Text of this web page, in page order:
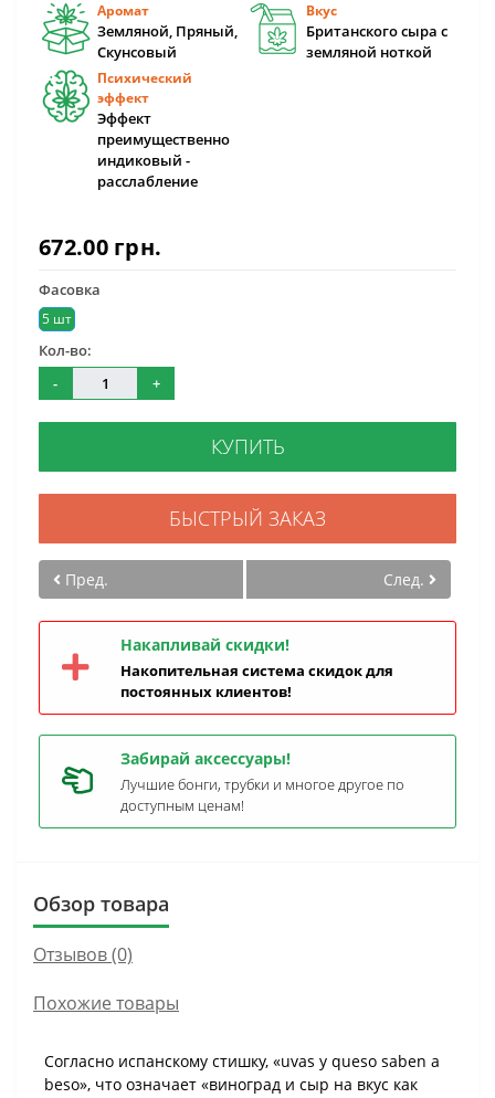
Аромат
Земляной, Пряный,
Скунсовый
Вкус
Британского сыра с
земляной ноткой
Психический
эффект
Эффект
преимущественно
индиковый -
расслабление
672.00 грн.
Фасовка
5 шт
Кол-во:
-
+
КУПИТЬ
БЫСТРЫЙ ЗАКАЗ
Пред. След.
Накапливай скидки!
Накопительная система скидок для
постоянных клиентов!
Забирай аксессуары!
Лучшие бонги, трубки и многое другое по
доступным ценам!
Обзор товара
Отзывов (0)
Похожие товары
Согласно испанскому стишку, «uvas y queso saben a
beso», что означает «виноград и сыр на вкус как